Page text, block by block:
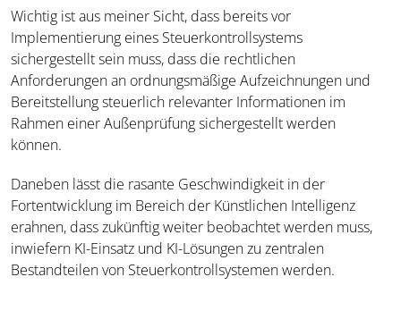
Wichtig ist aus meiner Sicht, dass bereits vor
Implementierung eines Steuerkontrollsystems
sichergestellt sein muss, dass die rechtlichen
Anforderungen an ordnungsmäßige Aufzeichnungen und
Bereitstellung steuerlich relevanter Informationen im
Rahmen einer Außenprüfung sichergestellt werden
können.
Daneben lässt die rasante Geschwindigkeit in der
Fortentwicklung im Bereich der Künstlichen Intelligenz
erahnen, dass zukünftig weiter beobachtet werden muss,
inwiefern KI-Einsatz und KI-Lösungen zu zentralen
Bestandteilen von Steuerkontrollsystemen werden.